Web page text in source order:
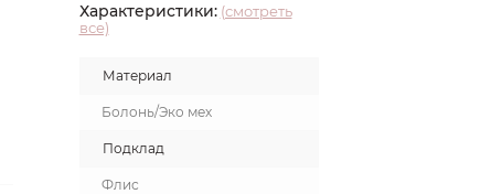
Характеристики: (смотреть
все)
Материал
Болонь/Эко мех
Подклад
Флис